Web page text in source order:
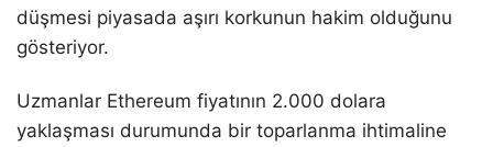
düşmesi piyasada aşırı korkunun hakim olduğunu
gösteriyor.
Uzmanlar Ethereum fiyatının 2.000 dolara
yaklaşması durumunda bir toparlanma ihtimaline